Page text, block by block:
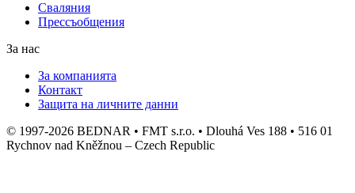
Сваляния
Прессъобщения
За нас
За компанията
Контакт
Защита на личните данни
© 1997-2026 BEDNAR • FMT s.r.o. • Dlouhá Ves 188 • 516 01
Rychnov nad Kněžnou – Czech Republic